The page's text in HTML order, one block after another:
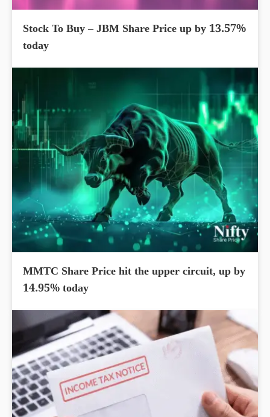
Stock To Buy – JBM Share Price up by 13.57%
today
MMTC Share Price hit the upper circuit, up by
14.95% today